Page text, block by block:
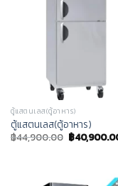
ตู้แสตนเลส(ตู้อาหาร)
ตู้แสตนเลส(ตู้อาหาร)
฿44,900.00 ฿